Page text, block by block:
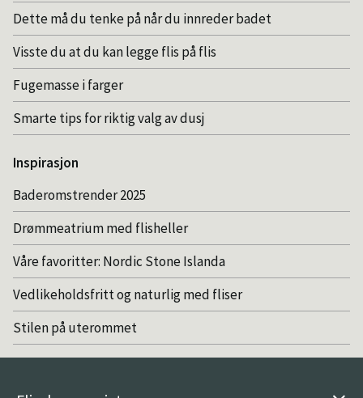
Dette må du tenke på når du innreder badet
Visste du at du kan legge flis på flis
Fugemasse i farger
Smarte tips for riktig valg av dusj
Inspirasjon
Baderomstrender 2025
Drømmeatrium med flisheller
Våre favoritter: Nordic Stone Islanda
Vedlikeholdsfritt og naturlig med fliser
Stilen på uterommet